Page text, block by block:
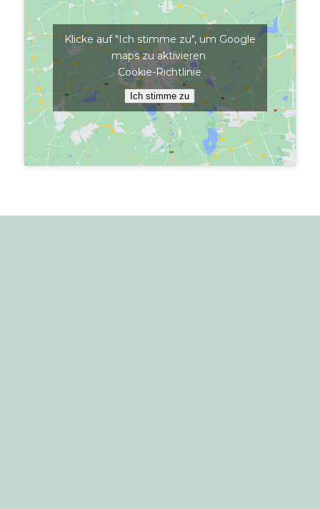
Klicke auf "Ich stimme zu", um Google
maps zu aktivieren
Cookie-Richtlinie
Ich stimme zu